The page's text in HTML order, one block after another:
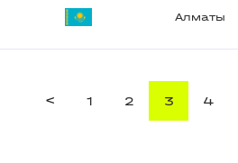
Алматы
< 1 2 3 4